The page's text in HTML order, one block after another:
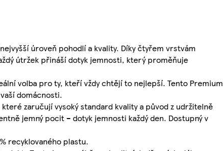
úroveň pohodlí a kvality. Díky čtyřem vrstvám
útržek přináší dotyk jemnosti, který proměňuje
volba pro ty, kteří vždy chtějí to nejlepší. Tento Premium
domácnosti.
zaručují vysoký standard kvality a původ z udržitelně
jemný pocit – dotyk jemnosti každý den. Dostupný v
recyklovaného plastu.